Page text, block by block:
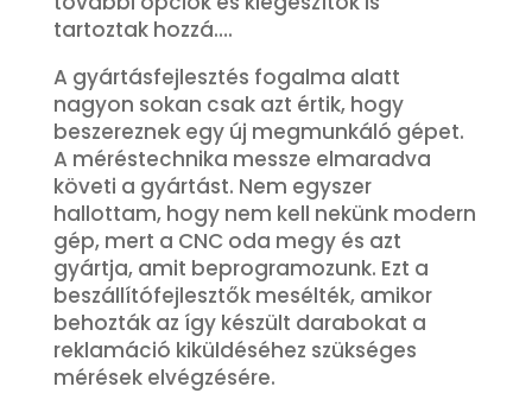
tartoztak hozzá….
A gyártásfejlesztés fogalma alatt
nagyon sokan csak azt értik, hogy
beszereznek egy új megmunkáló gépet.
A méréstechnika messze elmaradva
követi a gyártást. Nem egyszer
hallottam, hogy nem kell nekünk modern
gép, mert a CNC oda megy és azt
gyártja, amit beprogramozunk. Ezt a
beszállítófejlesztők mesélték, amikor
behozták az így készült darabokat a
reklamáció kiküldéséhez szükséges
mérések elvégzésére.